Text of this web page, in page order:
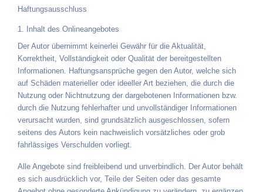
Haftungsausschluss
1. Inhalt des Onlineangebotes
Der Autor übernimmt keinerlei Gewähr für die Aktualität,
Korrektheit, Vollständigkeit oder Qualität der bereitgestellten
Informationen. Haftungsansprüche gegen den Autor, welche sich
auf Schäden materieller oder ideeller Art beziehen, die durch die
Nutzung oder Nichtnutzung der dargebotenen Informationen bzw.
durch die Nutzung fehlerhafter und unvollständiger Informationen
verursacht wurden, sind grundsätzlich ausgeschlossen, sofern
seitens des Autors kein nachweislich vorsätzliches oder grob
fahrlässiges Verschulden vorliegt.
Alle Angebote sind freibleibend und unverbindlich. Der Autor behält
es sich ausdrücklich vor, Teile der Seiten oder das gesamte